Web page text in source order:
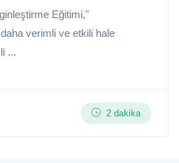
Eğitimi,"
verimli ve etkili hale
...
2 dakika